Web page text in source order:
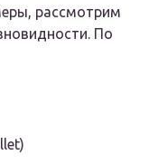
рассмотрим
По